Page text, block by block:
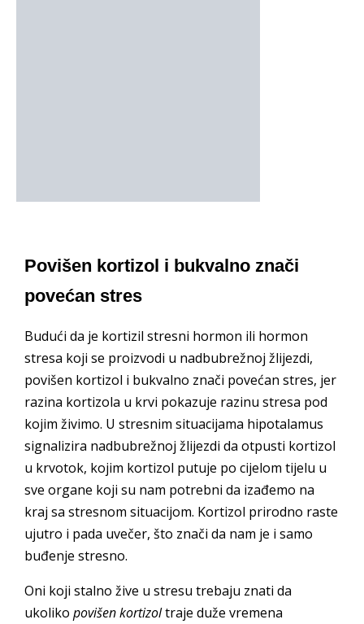
Povišen kortizol i bukvalno znači
povećan stres
Budući da je kortizil stresni hormon ili hormon
stresa koji se proizvodi u nadbubrežnoj žlijezdi,
povišen kortizol i bukvalno znači povećan stres, jer
razina kortizola u krvi pokazuje razinu stresa pod
kojim živimo. U stresnim situacijama hipotalamus
signalizira nadbubrežnoj žlijezdi da otpusti kortizol
u krvotok, kojim kortizol putuje po cijelom tijelu u
sve organe koji su nam potrebni da izađemo na
kraj sa stresnom situacijom. Kortizol prirodno raste
ujutro i pada uvečer, što znači da nam je i samo
buđenje stresno.
Oni koji stalno žive u stresu trebaju znati da
ukoliko povišen kortizoltraje duže vremena